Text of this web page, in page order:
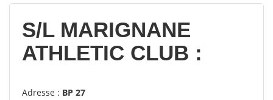
14358votes
S/L MARIGNANE
ATHLETIC CLUB :
Adresse : BP 27